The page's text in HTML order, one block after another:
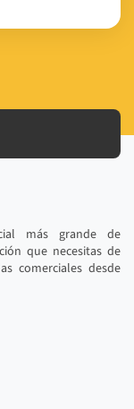
más grande de
que necesitas de
comerciales desde